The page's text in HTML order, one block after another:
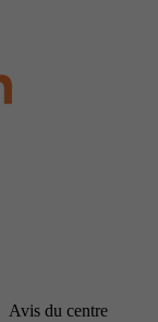
Avis du centre